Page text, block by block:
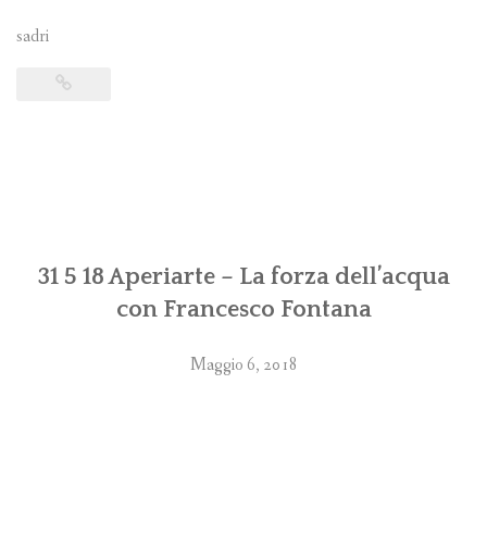
sadri
31 5 18 Aperiarte – La forza dell’acqua
con Francesco Fontana
Maggio 6, 2018